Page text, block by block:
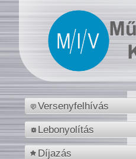
Versenyfelhívás
Lebonyolítás
Díjazás